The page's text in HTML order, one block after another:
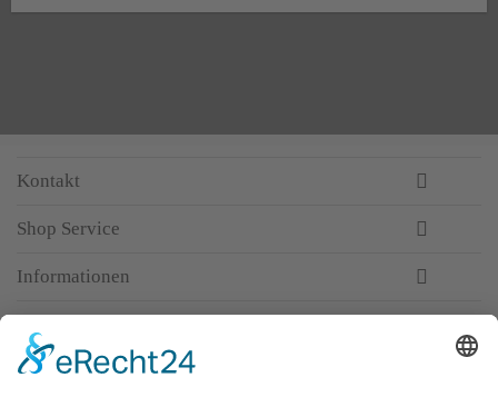
Kontakt
Shop Service
Informationen
Top-Anbieter